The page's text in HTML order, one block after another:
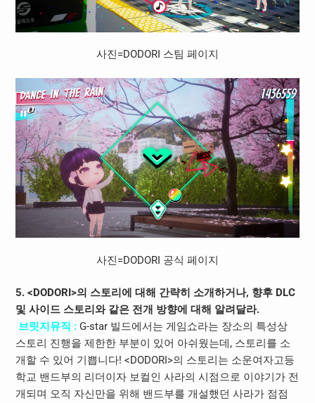
사진=DODORI 스팀 페이지
사진=DODORI 공식 페이지
5. <DODORI>의 스토리에 대해 간략히 소개하거나, 향후 DLC
및 사이드 스토리와 같은 전개 방향에 대해 알려달라.
브릿지뮤직 :G-star 빌드에서는 게임쇼라는 장소의 특성상
스토리 진행을 제한한 부분이 있어 아쉬웠는데, 스토리를 소
개할 수 있어 기쁩니다! <DODORI>의 스토리는 소운여자고등
학교 밴드부의 리더이자 보컬인 사라의 시점으로 이야기가 전
개되며 오직 자신만을 위해 밴드부를 개설했던 사라가 점점